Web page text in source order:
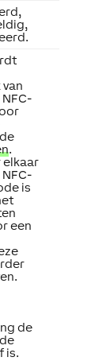
.
elkaar
is
een
de
is.